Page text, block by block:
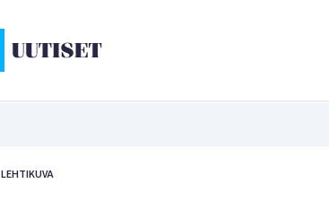
LEHTIKUVA